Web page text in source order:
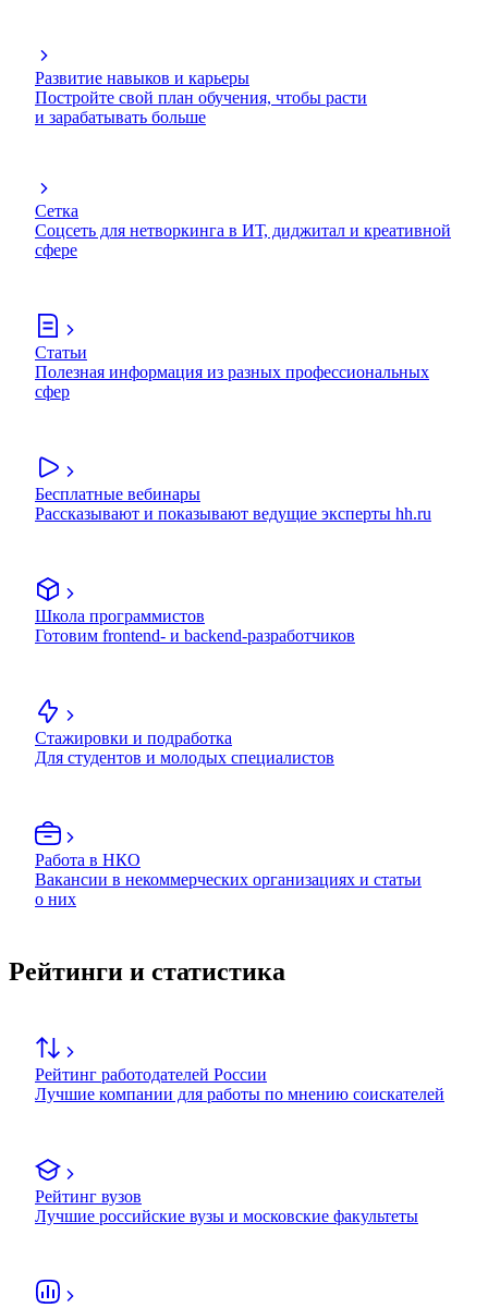
Развитие навыков и карьеры
Постройте свой план обучения, чтобы расти
и зарабатывать больше
Сетка
Соцсеть для нетворкинга в ИТ, диджитал и креативной
сфере
Статьи
Полезная информация из разных профессиональных
сфер
Бесплатные вебинары
Рассказывают и показывают ведущие эксперты hh.ru
Школа программистов
Готовим frontend- и backend-разработчиков
Стажировки и подработка
Для студентов и молодых специалистов
Работа в НКО
Вакансии в некоммерческих организациях и статьи
о них
Рейтинги и статистика
Рейтинг работодателей России
Лучшие компании для работы по мнению соискателей
Рейтинг вузов
Лучшие российские вузы и московские факультеты